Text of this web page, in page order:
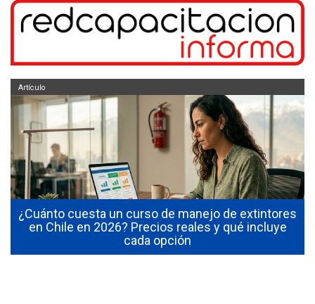
¿Cuánto cuesta un curso de manejo de extintores
en Chile en 2026? Precios reales y qué incluye
cada opción
Artículo